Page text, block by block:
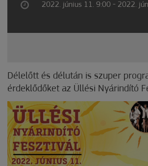
2022. június 11. 9:00 - 2022.
Délelőtt és délután is szuper
érdeklődőket az Üllési Nyárindító